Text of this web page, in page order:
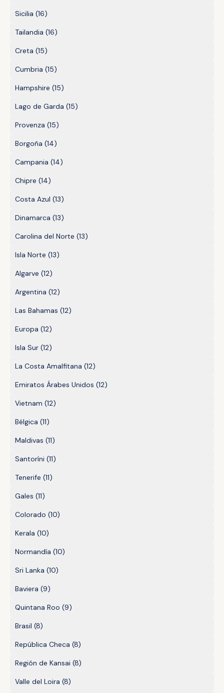
Sicilia (16)
Tailandia (16)
Creta (15)
Cumbria (15)
Hampshire (15)
Lago de Garda (15)
Provenza (15)
Borgoña (14)
Campania (14)
Chipre (14)
Costa Azul (13)
Dinamarca (13)
Carolina del Norte (13)
Isla Norte (13)
Algarve (12)
Argentina (12)
Las Bahamas (12)
Europa (12)
Isla Sur (12)
La Costa Amalfitana (12)
Emiratos Árabes Unidos (12)
Vietnam (12)
Bélgica (11)
Maldivas (11)
Santoríni (11)
Tenerife (11)
Gales (11)
Colorado (10)
Kerala (10)
Normandía (10)
Sri Lanka (10)
Baviera (9)
Quintana Roo (9)
Brasil (8)
República Checa (8)
Región de Kansai (8)
Valle del Loira (8)